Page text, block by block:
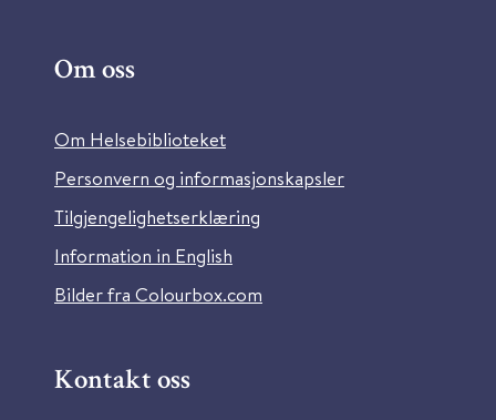
Om oss
Om Helsebiblioteket
Personvern og informasjonskapsler
Tilgjengelighetserklæring
Information in English
Bilder fra Colourbox.com
Kontakt oss